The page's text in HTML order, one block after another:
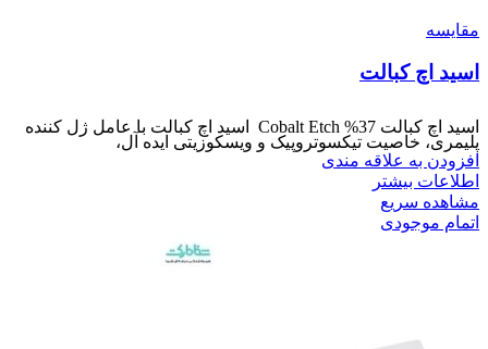
مقایسه
اسید اچ کبالت
اسید اچ کبالت 37% Cobalt Etch اسید اچ کبالت با عامل ژل کننده
پلیمری، خاصیت تیکسوتروپیک و ویسکوزیتی ایده آل،
افزودن به علاقه مندی
اطلاعات بیشتر
مشاهده سریع
اتمام موجودی